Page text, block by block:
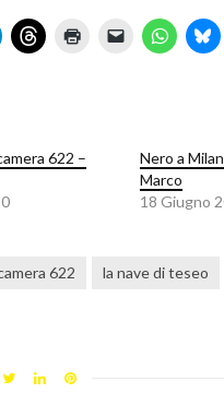
622 –
Nero a
Marco
18 Giugno
622 la nave di teseo